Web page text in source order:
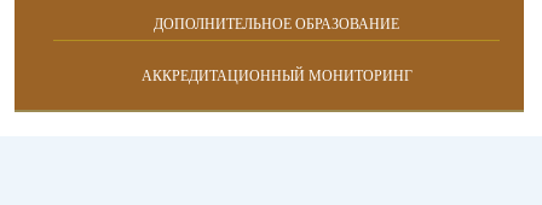
ДОПОЛНИТЕЛЬНОЕ ОБРАЗОВАНИЕ
АККРЕДИТАЦИОННЫЙ МОНИТОРИНГ